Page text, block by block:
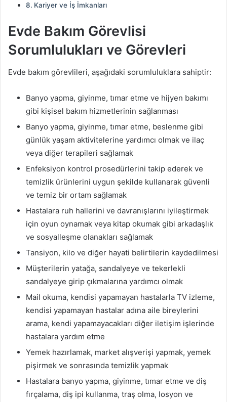
Kariyer ve İş İmkanları
Evde Bakım Görevlisi
Sorumlulukları ve Görevleri
Evde bakım görevlileri, aşağıdaki sorumluluklara sahiptir:
Banyo yapma, giyinme, tımar etme ve hijyen bakımı
gibi kişisel bakım hizmetlerinin sağlanması
Banyo yapma, giyinme, tımar etme, beslenme gibi
günlük yaşam aktivitelerine yardımcı olmak ve ilaç
veya diğer terapileri sağlamak
Enfeksiyon kontrol prosedürlerini takip ederek ve
temizlik ürünlerini uygun şekilde kullanarak güvenli
ve temiz bir ortam sağlamak
Hastalara ruh hallerini ve davranışlarını iyileştirmek
için oyun oynamak veya kitap okumak gibi arkadaşlık
ve sosyalleşme olanakları sağlamak
Tansiyon, kilo ve diğer hayati belirtilerin kaydedilmesi
Müşterilerin yatağa, sandalyeye ve tekerlekli
sandalyeye girip çıkmalarına yardımcı olmak
Mail okuma, kendisi yapamayan hastalarla TV izleme,
kendisi yapamayan hastalar adına aile bireylerini
arama, kendi yapamayacakları diğer iletişim işlerinde
hastalara yardım etme
Yemek hazırlamak, market alışverişi yapmak, yemek
pişirmek ve sonrasında temizlik yapmak
Hastalara banyo yapma, giyinme, tımar etme ve diş
fırçalama, diş ipi kullanma, traş olma, losyon ve